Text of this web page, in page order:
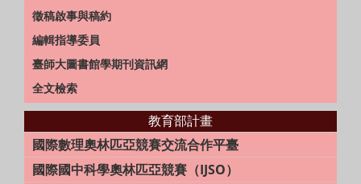
徵稿啟事與稿約
編輯指導委員
臺師大圖書館學期刊資訊網
全文檢索
教育部計畫
國際數理奧林匹亞競賽交流合作平臺
國際國中科學奧林匹亞競賽（IJSO）